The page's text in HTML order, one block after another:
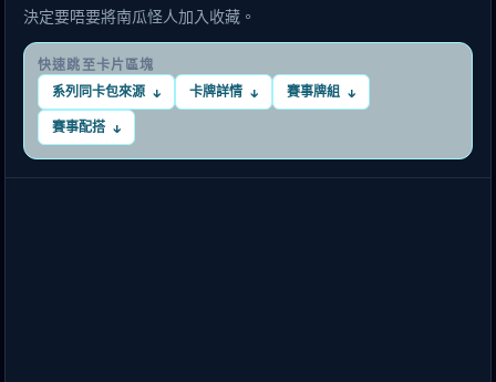
決定要唔要將南瓜怪人加入收藏。
快速跳至卡片區塊
系列同卡包來源 ↓ 卡牌詳情 ↓ 賽事牌組 ↓
賽事配搭 ↓